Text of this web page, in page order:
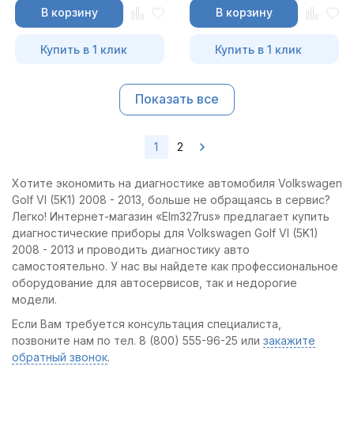
В корзину
Купить в 1 клик
В корзину
Купить в 1 клик
Показать все
1 2
Хотите экономить на диагностике автомобиля Volkswagen
Golf VI (5K1) 2008 - 2013, больше не обращаясь в сервис?
Легко! Интернет-магазин «Elm327rus» предлагает купить
диагностические приборы для Volkswagen Golf VI (5K1)
2008 - 2013 и проводить диагностику авто
самостоятельно. У нас вы найдете как профессиональное
оборудование для автосервисов, так и недорогие
модели.
Если Вам требуется консультация специалиста,
позвоните нам по тел. 8 (800) 555-96-25 или закажите
обратный звонок.